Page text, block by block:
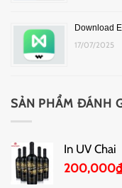
Download
17/07/2025
SẢN PHẨM ĐÁNH
In UV Chai
200,000₫